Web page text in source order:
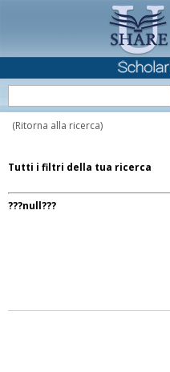
(Ritorna alla ricerca)
Tutti i filtri della tua ricerca
???null???